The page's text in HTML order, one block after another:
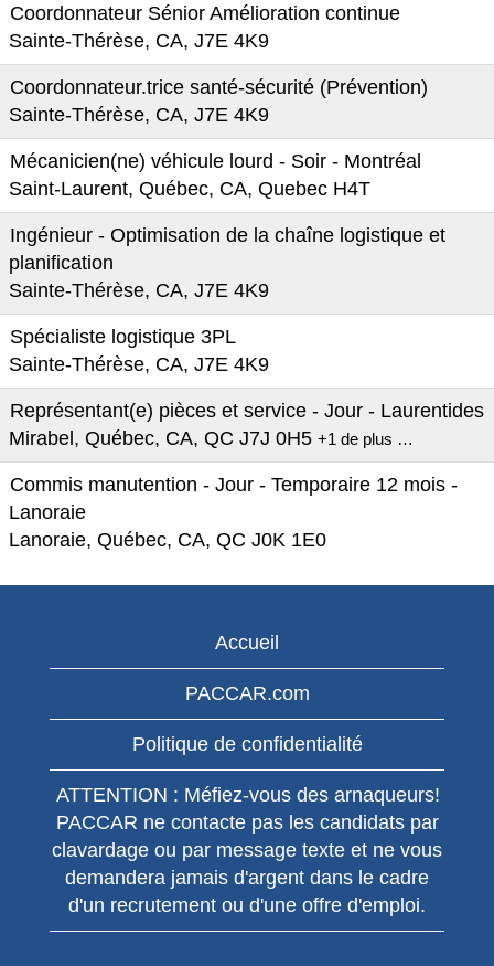
Coordonnateur Sénior Amélioration continue
Sainte-Thérèse, CA, J7E 4K9
Coordonnateur.trice santé-sécurité (Prévention)
Sainte-Thérèse, CA, J7E 4K9
Mécanicien(ne) véhicule lourd - Soir - Montréal
Saint-Laurent, Québec, CA, Quebec H4T
Ingénieur - Optimisation de la chaîne logistique et
planification
Sainte-Thérèse, CA, J7E 4K9
Spécialiste logistique 3PL
Sainte-Thérèse, CA, J7E 4K9
Représentant(e) pièces et service - Jour - Laurentides
Mirabel, Québec, CA, QC J7J 0H5 +1 de plus …
Commis manutention - Jour - Temporaire 12 mois -
Lanoraie
Lanoraie, Québec, CA, QC J0K 1E0
Accueil
PACCAR.com
Politique de confidentialité
ATTENTION : Méfiez-vous des arnaqueurs!
PACCAR ne contacte pas les candidats par
clavardage ou par message texte et ne vous
demandera jamais d'argent dans le cadre
d'un recrutement ou d'une offre d'emploi.